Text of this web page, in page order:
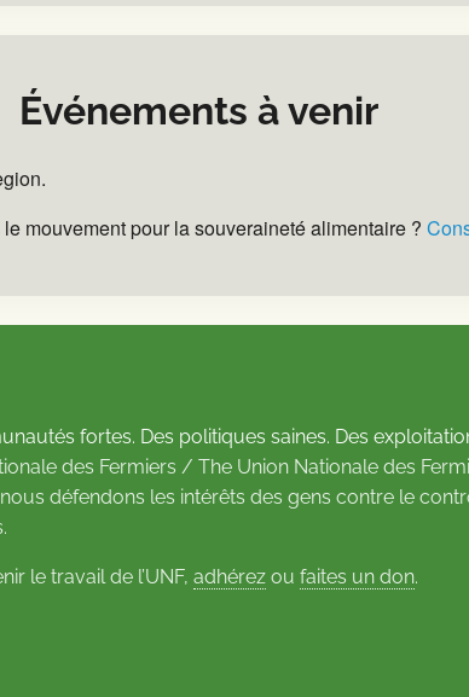
Événements à venir
mouvement pour la souveraineté alimentaire ?
fortes. Des politiques saines. Des
des Fermiers / The Union Nationale des
défendons les intérêts des gens contre le
le travail de l’UNF, adhérez ou faites un don.